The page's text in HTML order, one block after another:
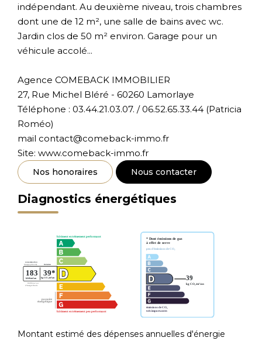
indépendant. Au deuxième niveau, trois chambres
dont une de 12 m², une salle de bains avec wc.
Jardin clos de 50 m² environ. Garage pour un
véhicule accolé...
Agence COMEBACK IMMOBILIER
27, Rue Michel Bléré - 60260 Lamorlaye
Téléphone : 03.44.21.03.07. / 06.52.65.33.44 (Patricia
Roméo)
mail contact@comeback-immo.fr
Site: www.comeback-immo.fr
Nos honoraires Nous contacter
Diagnostics énergétiques
Montant estimé des dépenses annuelles d'énergie